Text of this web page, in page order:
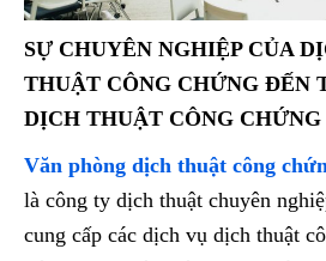
SỰ CHUYÊN NGHIỆP CỦA
THUẬT CÔNG CHỨNG ĐẾN
DỊCH THUẬT CÔNG
Văn phòng dịch thuật công
là công ty dịch thuật chuyên
cung cấp các dịch vụ dịch thuật